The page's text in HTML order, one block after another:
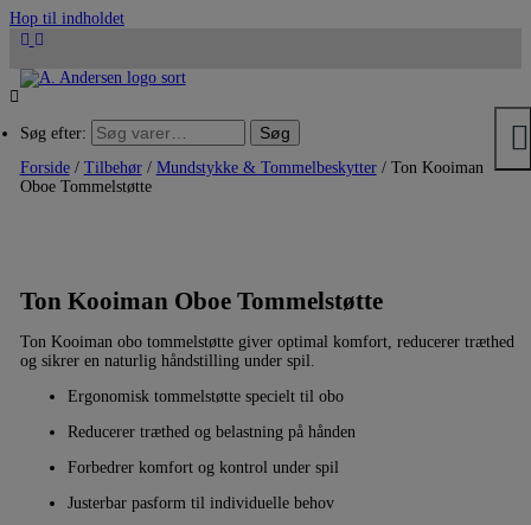
Hop til indholdet
Søg efter: Søg
Forside/ Tilbehør/ Mundstykke & Tommelbeskytter/ Ton Kooiman
Oboe Tommelstøtte
Ton Kooiman Oboe Tommelstøtte
Ton Kooiman obo tommelstøtte giver optimal komfort, reducerer træthed
og sikrer en naturlig håndstilling under spil.
Ergonomisk tommelstøtte specielt til obo
Reducerer træthed og belastning på hånden
Forbedrer komfort og kontrol under spil
Justerbar pasform til individuelle behov